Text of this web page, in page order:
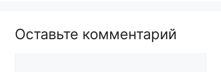
Оставьте комментарий